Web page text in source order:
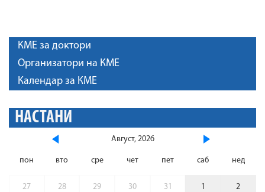
КМЕ за доктори
Организатори на КМЕ
Календар за КМЕ
НАСТАНИ
Август, 2026
пон вто сре чет пет саб нед
27 28 29 30 31 1 2